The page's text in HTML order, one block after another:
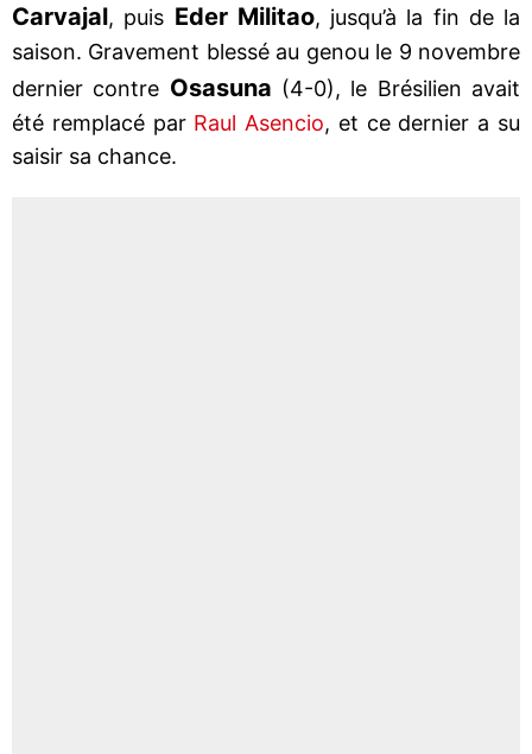
Carvajal, puis Eder Militao, jusqu’à la fin de la
saison. Gravement blessé au genou le 9 novembre
dernier contre Osasuna (4-0), le Brésilien avait
été remplacé par Raul Asencio, et ce dernier a su
saisir sa chance.